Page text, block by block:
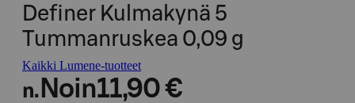
Definer Kulmakynä 5
Tummanruskea 0,09 g
Kaikki Lumene-tuotteet
n. Noin11,90 €